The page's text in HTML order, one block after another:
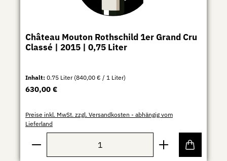
Château Mouton Rothschild 1er Grand Cru
Classé | 2015 | 0,75 Liter
Inhalt:0.75 Liter (840,00 € / 1 Liter)
Regulärer Preis:
630,00 €
Preise inkl. MwSt. zzgl. Versandkosten - abhängig vom
Lieferland
Produkt Anzahl: Gib den gewünschten Wert ein